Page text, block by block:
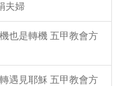
夫婦
也是轉機 五甲教會方
遇見耶穌 五甲教會方